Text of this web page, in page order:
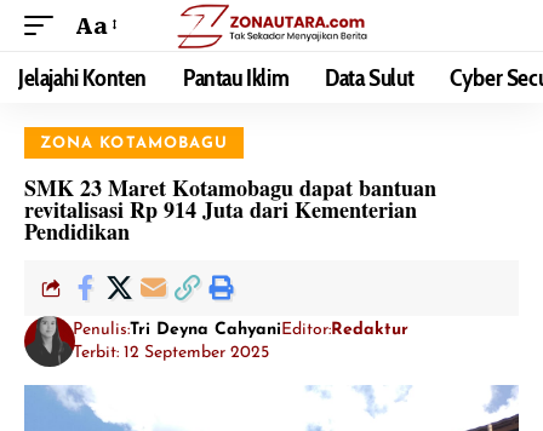
Aa
Jelajahi Konten Pantau Iklim Data Sulut Cyber
ZONA KOTAMOBAGU
SMK 23 Maret Kotamobagu dapat bantuan
revitalisasi Rp 914 Juta dari Kementerian
Pendidikan
Penulis:Tri Deyna CahyaniEditor:Redaktur
Terbit: 12 September 2025